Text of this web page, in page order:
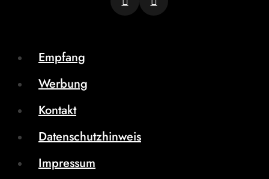
Empfang
Werbung
Kontakt
Datenschutzhinweis
Impressum